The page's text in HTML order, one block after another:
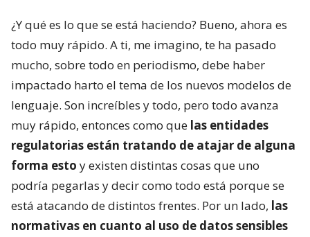
¿Y qué es lo que se está haciendo? Bueno, ahora es
todo muy rápido. A ti, me imagino, te ha pasado
mucho, sobre todo en periodismo, debe haber
impactado harto el tema de los nuevos modelos de
lenguaje. Son increíbles y todo, pero todo avanza
muy rápido, entonces como que las entidades
regulatorias están tratando de atajar de alguna
forma esto y existen distintas cosas que uno
podría pegarlas y decir como todo está porque se
está atacando de distintos frentes. Por un lado, las
normativas en cuanto al uso de datos sensibles